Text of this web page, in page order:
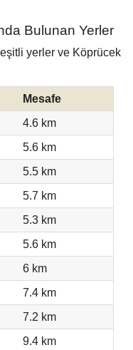
Bulunan Yerler
yerler ve Köprücek
Mesafe
4.6 km
5.6 km
5.5 km
5.7 km
5.3 km
5.6 km
6 km
7.4 km
7.2 km
9.4 km